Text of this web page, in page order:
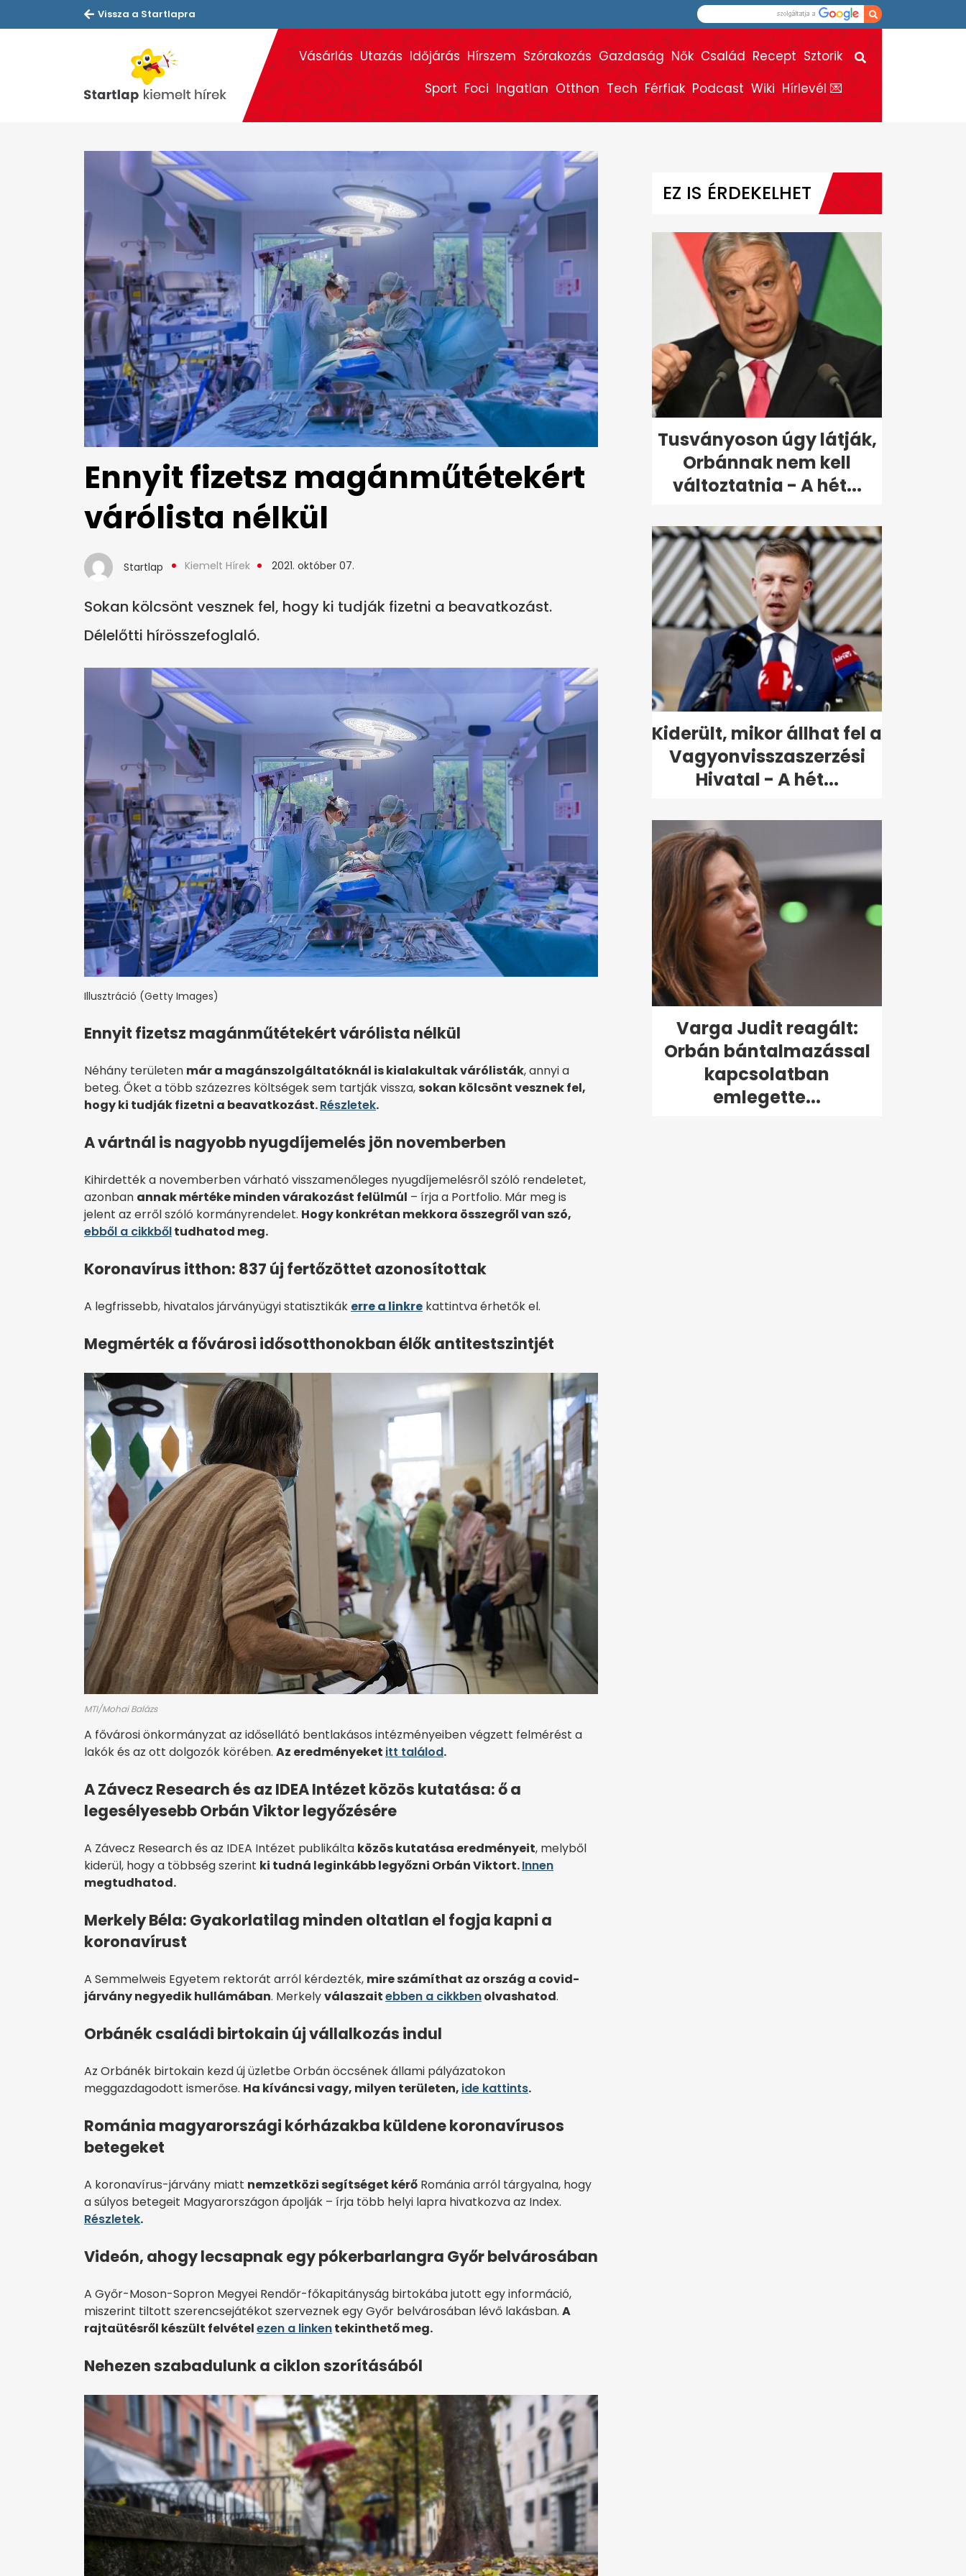
Vissza a Startlapra
Vásárlás Utazás Időjárás Hírszem Szórakozás Gazdaság Nők Család Recept Sztorik
Sport Foci Ingatlan Otthon Tech Férfiak Podcast Wiki Hírlevél 💌
Ennyit fizetsz magánműtétekért
várólista nélkül
Startlap Kiemelt Hírek 2021. október 07.
Sokan kölcsönt vesznek fel, hogy ki tudják fizetni a beavatkozást.
Délelőtti hírösszefoglaló.
Illusztráció (Getty Images)
Ennyit fizetsz magánműtétekért várólista nélkül
Néhány területen már a magánszolgáltatóknál is kialakultak várólisták, annyi a
beteg. Őket a több százezres költségek sem tartják vissza, sokan kölcsönt vesznek fel,
hogy ki tudják fizetni a beavatkozást.Részletek.
A vártnál is nagyobb nyugdíjemelés jön novemberben
Kihirdették a novemberben várható visszamenőleges nyugdíjemelésről szóló rendeletet,
azonban annak mértéke minden várakozást felülmúl – írja a Portfolio. Már meg is
jelent az erről szóló kormányrendelet. Hogy konkrétan mekkora összegről van szó,
ebből a cikkbőltudhatod meg.
Koronavírus itthon: 837 új fertőzöttet azonosítottak
A legfrissebb, hivatalos járványügyi statisztikák erre a linkre kattintva érhetők el.
Megmérték a fővárosi idősotthonokban élők antitestszintjét
MTI/Mohai Balázs
A fővárosi önkormányzat az idősellátó bentlakásos intézményeiben végzett felmérést a
lakók és az ott dolgozók körében. Az eredményeket itt találod.
A Závecz Research és az IDEA Intézet közös kutatása: ő a
legesélyesebb Orbán Viktor legyőzésére
A Závecz Research és az IDEA Intézet publikálta közös kutatása eredményeit, melyből
kiderül, hogy a többség szerint ki tudná leginkább legyőzni Orbán Viktort.Innen
megtudhatod.
Merkely Béla: Gyakorlatilag minden oltatlan el fogja kapni a
koronavírust
A Semmelweis Egyetem rektorát arról kérdezték, mire számíthat az ország a covid-
járvány negyedik hullámában. Merkelyválaszaitebben a cikkbenolvashatod.
Orbánék családi birtokain új vállalkozás indul
Az Orbánék birtokain kezd új üzletbe Orbán öccsének állami pályázatokon
meggazdagodott ismerőse. Ha kíváncsi vagy, milyen területen, ide kattints.
Románia magyarországi kórházakba küldene koronavírusos
betegeket
A koronavírus-járvány miatt nemzetközi segítséget kérő Románia arról tárgyalna, hogy
a súlyos betegeit Magyarországon ápolják – írja több helyi lapra hivatkozva az Index.
Részletek.
Videón, ahogy lecsapnak egy pókerbarlangra Győr belvárosában
A Győr-Moson-Sopron Megyei Rendőr-főkapitányság birtokába jutott egy információ,
miszerint tiltott szerencsejátékot szerveznek egy Győr belvárosában lévő lakásban. A
rajtaütésről készült felvételezen a linkentekinthető meg.
Nehezen szabadulunk a ciklon szorításából
EZ IS ÉRDEKELHET
Tusványoson úgy látják,
Orbánnak nem kell
változtatnia - A hét...
Kiderült, mikor állhat fel a
Vagyonvisszaszerzési
Hivatal - A hét...
Varga Judit reagált:
Orbán bántalmazással
kapcsolatban
emlegette...